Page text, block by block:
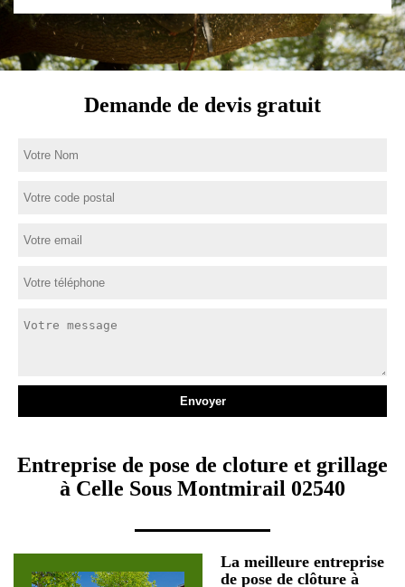
Demande de devis gratuit
Entreprise de pose de cloture et grillage
à Celle Sous Montmirail 02540
La meilleure entreprise
de pose de clôture à